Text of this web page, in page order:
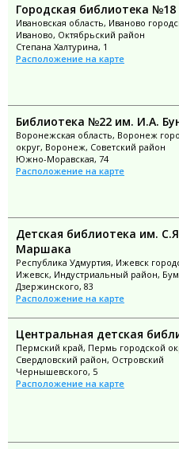
Городская библиотека №18
Ивановская область, Иваново
Иваново, Октябрьский район
Степана Халтурина, 1
Расположение на карте
Библиотека №22 им. И.А.
Воронежская область, Воронеж
округ, Воронеж, Советский район
Южно-Моравская, 74
Расположение на карте
Детская библиотека им.
Маршака
Республика Удмуртия, Ижевск
Ижевск, Индустриальный район,
Дзержинского, 83
Расположение на карте
Центральная детская
Пермский край, Пермь городской
Свердловский район, Островский
Чернышевского, 5
Расположение на карте